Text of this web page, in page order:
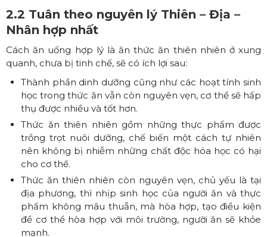
2.2 Tuân theo nguyên lý Thiên – Địa –
Nhân hợp nhất
Cách ăn uống hợp lý là ăn thức ăn thiên nhiên ở xung
quanh, chưa bị tinh chế, sẽ có ích lợi sau:
Thành phần dinh dưỡng cũng như các hoạt tính sinh
học trong thức ăn vẫn còn nguyên vẹn, cơ thể sẽ hấp
thụ được nhiều và tốt hơn.
Thức ăn thiên nhiên gồm những thực phẩm được
trồng trọt nuôi dưỡng, chế biến một cách tự nhiên
nên không bị nhiễm những chất độc hóa học có hại
cho cơ thể.
Thức ăn thiên nhiên còn nguyên vẹn, chủ yếu là tại
địa phương, thì nhịp sinh học của người ăn và thực
phẩm không mâu thuẫn, mà hòa hợp, tạo điều kiện
để cơ thể hòa hợp với môi trường, người ăn sẽ khỏe
mạnh.